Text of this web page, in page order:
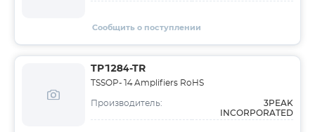
Сообщить о поступлении
TP1284-TR
TSSOP-14 Amplifiers RoHS
Производитель:
3PEAK
INCORPORATED